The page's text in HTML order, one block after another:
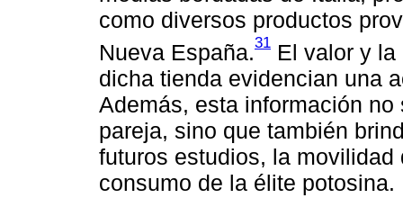
como diversos productos
Nueva España.31 El valor y
dicha tienda evidencian una
Además, esta información
pareja, sino que también
futuros estudios, la
consumo de la élite potosina.